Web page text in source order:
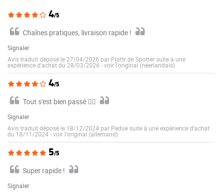
4/5
Chaînes pratiques, livraison rapide !
Signaler
Avis traduit déposé le 27/04/2026 par Pjottr de Spotter suite à une
expérience d'achat du 28/03/2026 -voir l'original (néerlandais)
4/5
Tout s'est bien passé 👍🏼
Signaler
Avis traduit déposé le 18/12/2024 par Pedue suite à une expérience d'achat
du 18/11/2024-voir l'original (allemand)
5/5
Super rapide !
Signaler